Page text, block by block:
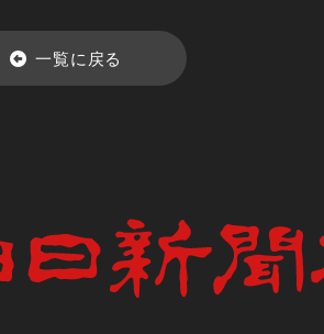
一覧に戻る